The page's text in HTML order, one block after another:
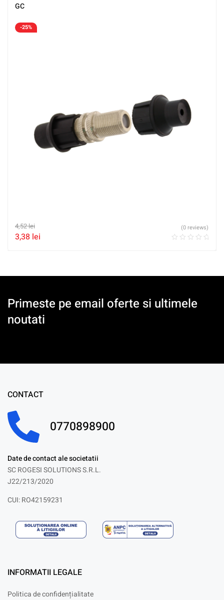
GC
-25%
4,52lei
3,38 lei
(0 reviews)
Primeste pe email oferte si ultimele
noutati
CONTACT
0770898900
Date de contact ale societatii
SC ROGESI SOLUTIONS S.R.L.
J22/213/2020
CUI: RO42159231
INFORMATII LEGALE
Politica de confidențialitate